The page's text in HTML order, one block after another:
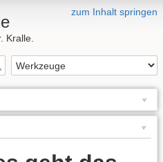
zum Inhalt springen
Kralle.